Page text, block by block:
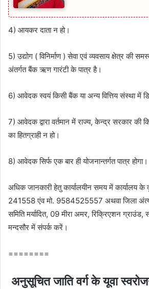
4) आयकर दाता न हो।
5) उद्योग ( विनिर्माण ) सेवा एवं व्‍यवसाय क्षेत्र की
अंतर्गत बैंक ऋण गारंटी के पात्र है।
6) आवेदक स्‍वयं किसी बैंक या अन्‍य वित्तिय संस्‍था में
7) आवेदक द्वारा वर्तमान में राज्‍य, केन्‍द्र सरकार की
का हितग्राही न हो।
8) आवेदक सिर्फ एक बार ही योजनान्‍तर्गत पात्र होगा।
अधिक जानकारी हेतु कार्यालयीन समय में कार्यालय
241558 एंव मो. 9584525557 अथवा जिला
समिति मर्यादित, 09 मीरा अमर, रिक्रिएशन ग्राउंड,
मन्दसौर में संपर्क करें।
========
अनुसूचित जाति वर्ग के यूवा